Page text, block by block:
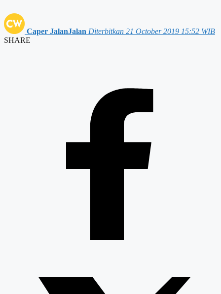
Caper JalanJalan Diterbitkan 21 October 2019 15:52 WIB
SHARE